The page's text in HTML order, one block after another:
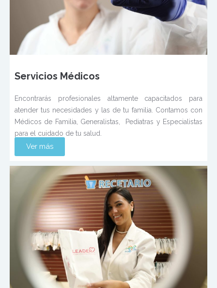
Servicios Médicos
Encontrarás profesionales altamente capacitados para
atender tus necesidades y las de tu familia. Contamos con
Médicos de Familia, Generalistas, Pediatras y Especialistas
para el cuidado de tu salud.
Ver más